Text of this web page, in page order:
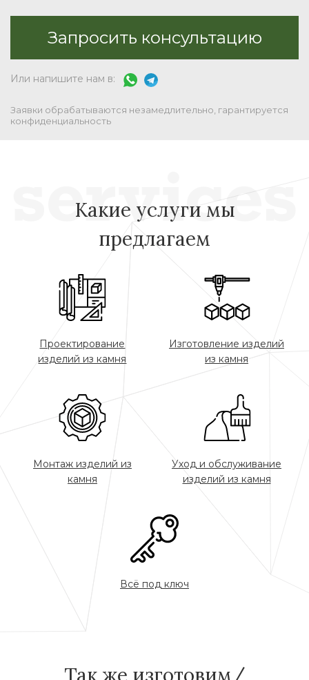
Или напишите нам в:
Заявки обрабатываются незамедлительно, гарантируется
конфиденциальность
Какие услуги мы
предлагаем
Проектирование
изделий из камня
Изготовление изделий
из камня
Монтаж изделий из
камня
Уход и обслуживание
изделий из камня
Всё под ключ
Так же изготовим/